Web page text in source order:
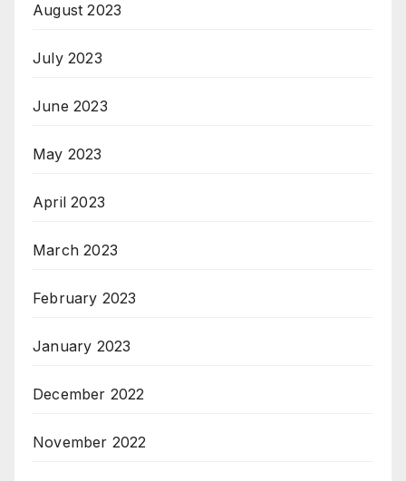
August 2023
July 2023
June 2023
May 2023
April 2023
March 2023
February 2023
January 2023
December 2022
November 2022